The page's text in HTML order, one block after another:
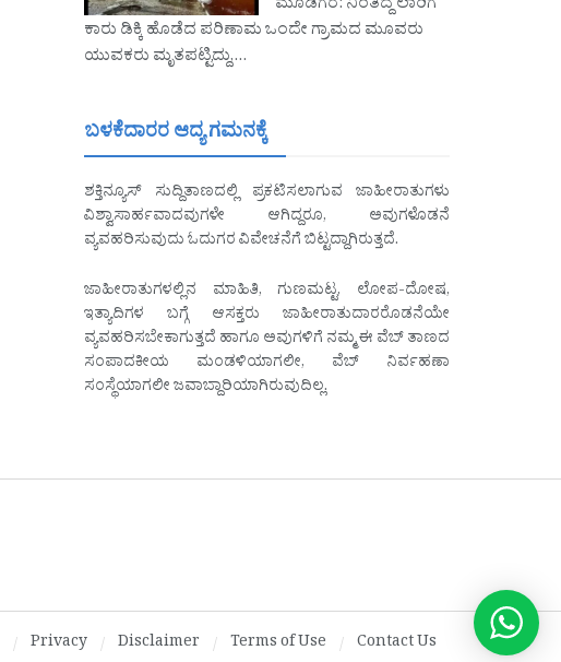
ಮೂಡಿಗೆರೆ: ನಿಂತಿದ್ದ ಲಾರಿಗೆ
ಕಾರು ಡಿಕ್ಕಿ ಹೊಡೆದ ಪರಿಣಾಮ ಒಂದೇ ಗ್ರಾಮದ ಮೂವರು
ಯುವಕರು ಮೃತಪಟ್ಟಿದ್ದು,…
ಬಳಕೆದಾರರ ಆದ್ಯ ಗಮನಕ್ಕೆ
ಶಕ್ತಿನ್ಯೂಸ್ ಸುದ್ದಿತಾಣದಲ್ಲಿ ಪ್ರಕಟಿಸಲಾಗುವ ಜಾಹೀರಾತುಗಳು
ವಿಶ್ವಾಸಾರ್ಹವಾದವುಗಳೇ ಆಗಿದ್ದರೂ, ಅವುಗಳೊಡನೆ
ವ್ಯವಹರಿಸುವುದು ಓದುಗರ ವಿವೇಚನೆಗೆ ಬಿಟ್ಟದ್ದಾಗಿರುತ್ತದೆ.
ಜಾಹೀರಾತುಗಳಲ್ಲಿನ ಮಾಹಿತಿ, ಗುಣಮಟ್ಟ, ಲೋಪ-ದೋಷ,
ಇತ್ಯಾದಿಗಳ ಬಗ್ಗೆ ಆಸಕ್ತರು ಜಾಹೀರಾತುದಾರರೊಡನೆಯೇ
ವ್ಯವಹರಿಸಬೇಕಾಗುತ್ತದೆ ಹಾಗೂ ಅವುಗಳಿಗೆ ನಮ್ಮ ಈ ವೆಬ್ ತಾಣದ
ಸಂಪಾದಕೀಯ ಮಂಡಳಿಯಾಗಲೀ, ವೆಬ್ ನಿರ್ವಹಣಾ
ಸಂಸ್ಥೆಯಾಗಲೀ ಜವಾಬ್ದಾರಿಯಾಗಿರುವುದಿಲ್ಲ.
Privacy Disclaimer Terms of Use Contact Us